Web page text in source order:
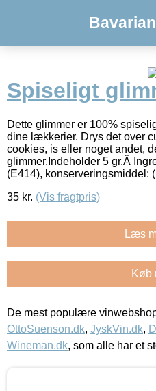
Spiseligt
Dette glimmer er 100%
dine lækkerier. Drys det over
cookies, is eller noget andet,
glimmer.Indeholder 5 gr.Â
(E414), konserveringsmiddel: (
35 kr. (Vis fragtpris)
Læs
Køb
De mest populære
OttoSuenson.dk, JyskVin.dk,
Wineman.dk, som alle har et